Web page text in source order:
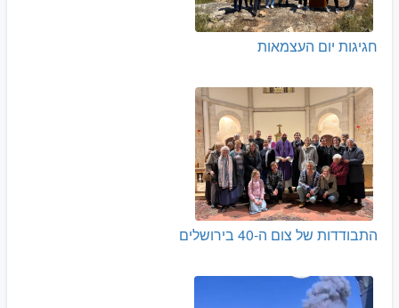
חגיגות יום העצמאות
התבודדות של צום ה-40 בירושלים